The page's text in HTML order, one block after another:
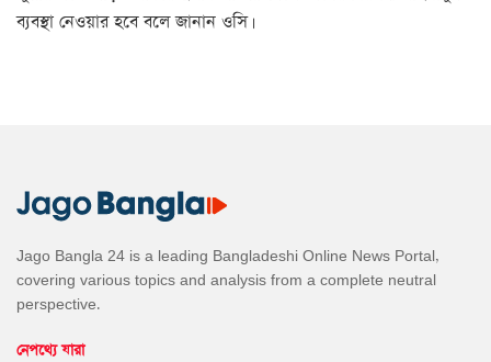
ব্যবস্থা নেওয়ার হবে বলে জানান ওসি।
Jago Bangla 24 is a leading Bangladeshi Online News Portal,
covering various topics and analysis from a complete neutral
perspective.
নেপথ্যে যারা